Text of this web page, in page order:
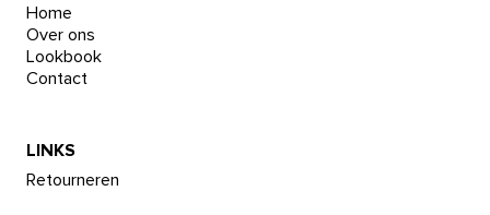
Home
Over ons
Lookbook
Contact
LINKS
Retourneren